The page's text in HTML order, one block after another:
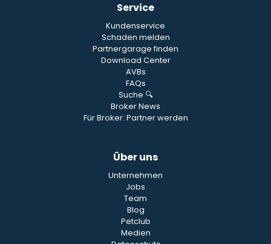
Service
Kundenservice
Schaden melden
Partnergarage finden
Download Center
AVBs
FAQs
Suche 🔍
Broker News
Für Broker: Partner werden
Über uns
Unternehmen
Jobs
Team
Blog
Petclub
Medien